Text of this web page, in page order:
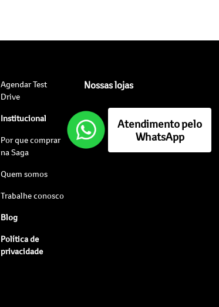
Agendar Test
Drive
Institucional
Por que comprar
na Saga
Quem somos
Trabalhe conosco
Blog
Política de
privacidade
Nossas lojas
Atendimento pelo
WhatsApp